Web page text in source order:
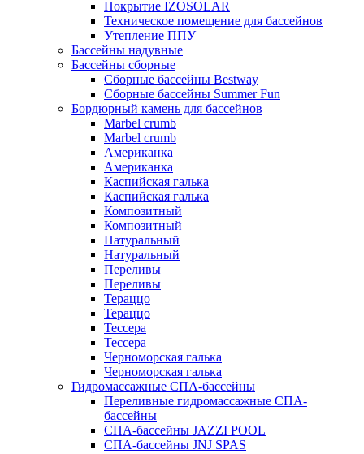
Покрытие IZOSOLAR
Техническое помещение для бассейнов
Утепление ППУ
Бассейны надувные
Бассейны сборные
Сборные бассейны Bestway
Сборные бассейны Summer Fun
Бордюрный камень для бассейнов
Marbel crumb
Marbel crumb
Американка
Американка
Каспийская галька
Каспийская галька
Композитный
Композитный
Натуральный
Натуральный
Переливы
Переливы
Тераццо
Тераццо
Тессера
Тессера
Черноморская галька
Черноморская галька
Гидромассажные СПА-бассейны
Переливные гидромассажные СПА-
бассейны
СПА-бассейны JAZZI POOL
СПА-бассейны JNJ SPAS